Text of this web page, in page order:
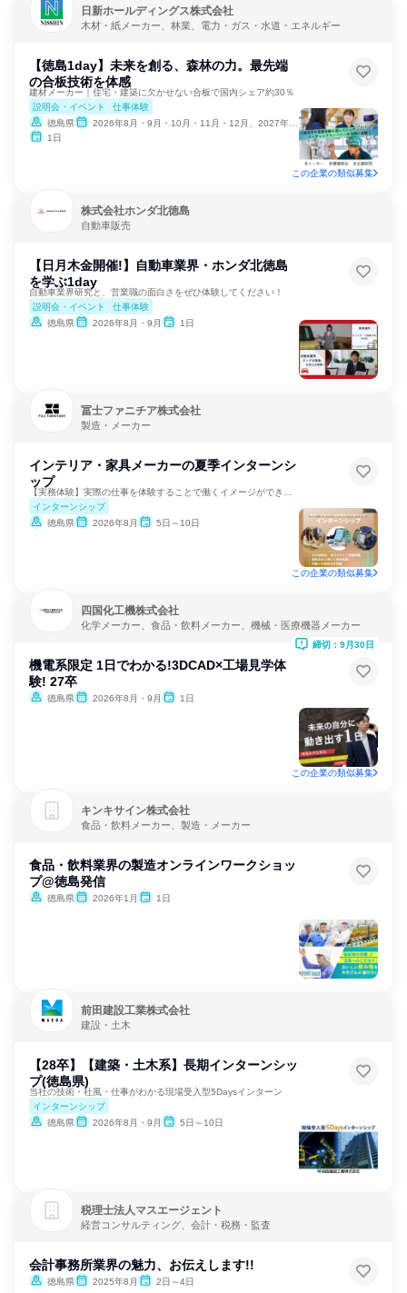
日新ホールディングス株式会社
木材・紙メーカー、林業、電力・ガス・水道・エネルギー
【徳島1day】未来を創る、森林の力。最先端
の合板技術を体感
建材メーカー｜住宅・建築に欠かせない合板で国内シェア約30％
説明会・イベント
仕事体験
徳島県
2026年8月・9月・10月・11月・12月、2027年1月・2月
1日
この企業の類似募集
株式会社ホンダ北徳島
自動車販売
【日月木金開催!】自動車業界・ホンダ北徳島
を学ぶ1day
自動車業界研究と、営業職の面白さをぜひ体験してください！
説明会・イベント
仕事体験
徳島県
2026年8月・9月 1日
冨士ファニチア株式会社
製造・メーカー
インテリア・家具メーカーの夏季インターンシ
ップ
インターンシップ
徳島県
2026年8月 5日～10日
この企業の類似募集
四国化工機株式会社
化学メーカー、食品・飲料メーカー、機械・医療機器メーカー
機電系限定 1日でわかる!3DCAD×工場見学体
験! 27卒
徳島県 2026年8月・9月 1日
締切：9月30日
この企業の類似募集
キンキサイン株式会社
食品・飲料メーカー、製造・メーカー
食品・飲料業界の製造オンラインワークショッ
プ@徳島発信
徳島県 2026年1月 1日
前田建設工業株式会社
建設・土木
【28卒】【建築・土木系】長期インターンシッ
プ(徳島県)
当社の技術・社風・仕事がわかる現場受入型5Daysインターン
インターンシップ
徳島県
2026年8月・9月 5日～10日
税理士法人マスエージェント
経営コンサルティング、会計・税務・監査
会計事務所業界の魅力、お伝えします!!
徳島県 2025年8月 2日～4日